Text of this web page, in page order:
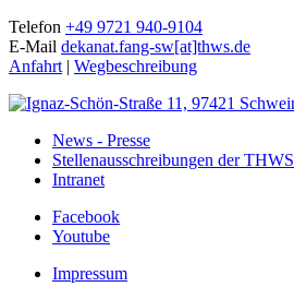
Telefon +49 9721 940-9104
E-Mail dekanat.fang-sw[at]thws.de
Anfahrt | Wegbeschreibung
News - Presse
Stellenausschreibungen der THWS
Intranet
Facebook
Youtube
Impressum